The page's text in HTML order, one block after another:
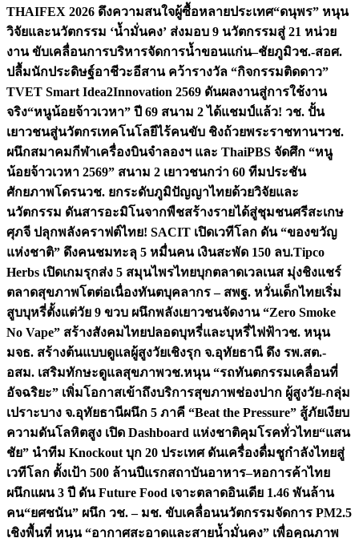
THAIFEX 2026 ดึงความสนใจผู้ซื้อหลายประเทศ“ดนุพร” หนุน
วิจัยและนวัตกรรม ‘น้ำมั่นคง’ ส่งมอบ 9 นวัตกรรมสู่ 21 หน่วย
งาน ขับเคลื่อนการบริหารจัดการน้ำขอนแก่น–ชัยภูมิวช.-สอศ.
ปลื้มนักประดิษฐ์อาชีวะอีสาน คว้ารางวัล “กิจกรรมติดดาว”
TVET Smart Idea2Innovation 2569 ดันผลงานสู่การใช้งาน
จริง“หนูน้อยจ้าวเวหา” ปี 69 สนาม 2 ได้แชมป์แล้ว! วช. ปั้น
เยาวชนสู่นวัตกรเทคโนโลยีไร้คนขับ ชิงถ้วยพระราชทานฯวช.
ผนึกสมาคมกีฬาเครื่องบินจำลองฯ และ ThaiPBS จัดศึก “หนู
น้อยจ้าวเวหา 2569” สนาม 2 เยาวชนกว่า 60 ทีมประชัน
ศักยภาพโดรนวช. ยกระดับภูมิปัญญาไทยด้วยวิจัยและ
นวัตกรรม ดันสารอะมิโนจากพืชสร้างรายได้สู่ชุมชนศรีสะเกษ
ศุภจี ปลุกพลังคราฟต์ไทย! SACIT เปิดเวทีโลก ดัน “ของขวัญ
แห่งชาติ” ดึงคนชมทะลุ 5 หมื่นคน เงินสะพัด 150 ลบ.Tipco
Herbs เปิดเกมรุกส่ง 5 สมุนไพรไทยบุกตลาดเวลเนส มุ่งชิงแชร์
ตลาดสุขภาพโตต่อเนื่องทันตบุคลากร – สพฐ. หวั่นเด็กไทยเริ่ม
สูบบุหรี่ตั้งแต่วัย 9 ขวบ ผนึกพลังเยาวชนจัดงาน “Zero Smoke
No Vape” สร้างสังคมไทยปลอดบุหรี่และบุหรี่ไฟฟ้าวช. หนุน
มจธ. สร้างต้นแบบดูแลผู้สูงวัยเชิงรุก จ.อุทัยธานี ดึง รพ.สต.-
อสม. เสริมทักษะดูแลสุขภาพวช.หนุน “รถทันตกรรมเคลื่อนที่
อัจฉริยะ” เพิ่มโอกาสเข้าถึงบริการสุขภาพช่องปาก ผู้สูงวัย-กลุ่ม
เปราะบาง จ.อุทัยธานีผนึก 5 ภาคี “Beat the Pressure” สู้ภัยเงียบ
ความดันโลหิตสูง เปิด Dashboard แห่งชาติคุมโรคทั่วไทย“แสน
ชัย” นำทีม Knockout บุก 20 ประเทศ ดันเครื่องดื่มชูกำลังไทยสู่
เวทีโลก ตั้งเป้า 500 ล้านปีแรกสถาบันอาหาร–หอการค้าไทย
ผนึกแผน 3 ปี ดัน Future Food เจาะตลาดอินเดีย 1.46 พันล้าน
คน“ยศชนัน” ผนึก วช. – มช. ขับเคลื่อนนวัตกรรมจัดการ PM2.5
เชิงพื้นที่ หนุน “อากาศสะอาดและสายน้ำมั่นคง” เพื่อคุณภาพ